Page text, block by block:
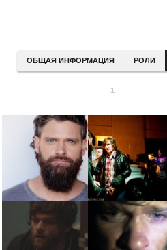
ОБЩАЯ ИНФОРМАЦИЯ РОЛИ
1